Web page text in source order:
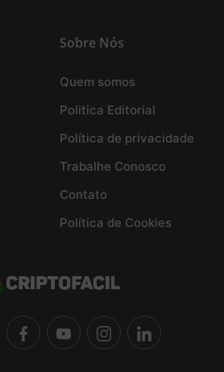
Sobre Nós
Quem somos
Politica Editorial
Política de privacidade
Trabalhe Conosco
Contato
Política de Cookies